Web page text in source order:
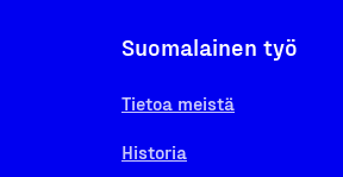
Suomalainen työ
Tietoa meistä
Historia